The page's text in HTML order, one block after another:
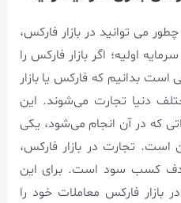
می توانید در بازار فارکس،
اولیه؛ اگر بازار فارکس را
بدانیم که فارکس یا بازار
دنیا تجارت می‌شوند. این
که در آن انجام می‌شود، یکی
است. تجارت در بازار فارکس،
کسب سود است. برای این
بازار فارکس معاملات خود را